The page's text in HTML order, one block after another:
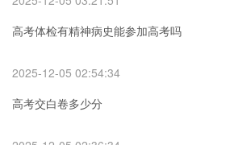
高考体检有精神病史能参加高考吗
2025-12-05 02:54:34
高考交白卷多少分